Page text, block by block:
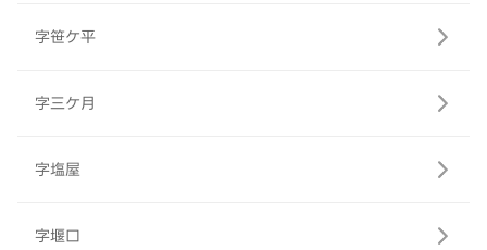
字笹ケ平
字三ケ月
字塩屋
字堰口